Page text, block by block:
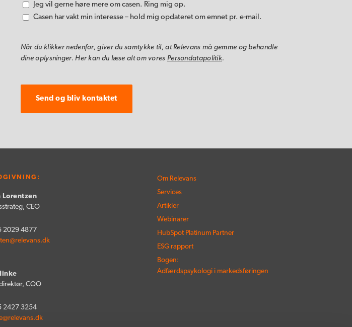
Jeg vil gerne høre mere om casen. Ring mig op.
Casen har vakt min interesse – hold mig opdateret om emnet pr. e-mail.
Når du klikker nedenfor, giver du samtykke til, at Relevans må gemme og behandle
dine oplysninger. Her kan du læse alt om vores Persondatapolitik.
Lorentzen
CEO
2029 4877
COO
2427 3254
Om Relevans
Services
Artikler
Webinarer
HubSpot Platinum Partner
ESG rapport
Bogen:
Adfærdspsykologi i markedsføringen